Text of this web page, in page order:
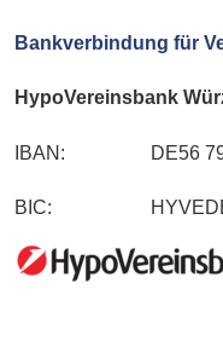
Bankverbindung für
HypoVereinsbank
IBAN: DE56
BIC: